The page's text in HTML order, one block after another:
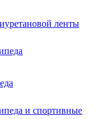
ленты